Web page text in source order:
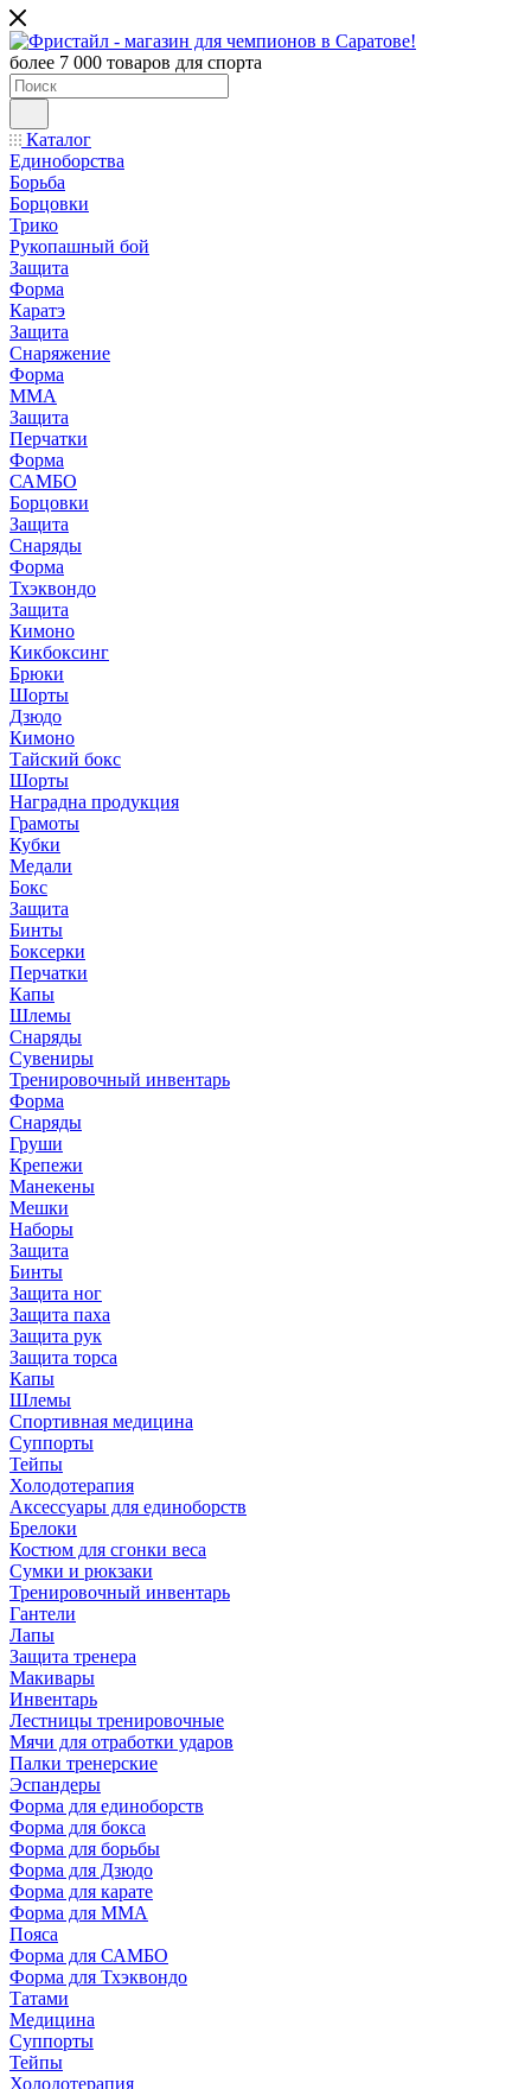
более 7 000 товаров для спорта
Каталог
Единоборства
Борьба
Борцовки
Трико
Рукопашный бой
Защита
Форма
Каратэ
Защита
Снаряжение
Форма
ММА
Защита
Перчатки
Форма
САМБО
Борцовки
Защита
Снаряды
Форма
Тхэквондо
Защита
Кимоно
Кикбоксинг
Брюки
Шорты
Дзюдо
Кимоно
Тайский бокс
Шорты
Наградна продукция
Грамоты
Кубки
Медали
Бокс
Защита
Бинты
Боксерки
Перчатки
Капы
Шлемы
Снаряды
Сувениры
Тренировочный инвентарь
Форма
Снаряды
Груши
Крепежи
Манекены
Мешки
Наборы
Защита
Бинты
Защита ног
Защита паха
Защита рук
Защита торса
Капы
Шлемы
Спортивная медицина
Суппорты
Тейпы
Холодотерапия
Аксессуары для единоборств
Брелоки
Костюм для сгонки веса
Сумки и рюкзаки
Тренировочный инвентарь
Гантели
Лапы
Защита тренера
Макивары
Инвентарь
Лестницы тренировочные
Мячи для отработки ударов
Палки тренерские
Эспандеры
Форма для единоборств
Форма для бокса
Форма для борьбы
Форма для Дзюдо
Форма для карате
Форма для MMA
Пояса
Форма для САМБО
Форма для Тхэквондо
Татами
Медицина
Суппорты
Тейпы
Холодотерапия